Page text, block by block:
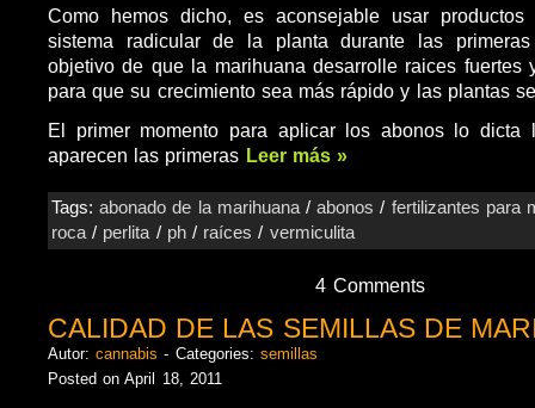
Como hemos dicho, es aconsejable usar
sistema radicular de la planta durante las
objetivo de que la marihuana desarrolle raices fuertes
para que su crecimiento sea más rápido y las plantas
El primer momento para aplicar los abonos lo dicta
aparecen las primeras Leer más »
Tags:abonado de la marihuana/abonos / fertilizantes para
roca/ perlita/ ph/ raíces / vermiculita
4 Comments
CALIDAD DE LAS SEMILLAS DE
Autor:cannabis - Categories: semillas
Posted on April 18, 2011